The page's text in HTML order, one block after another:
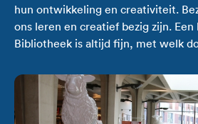
hun ontwikkeling en creativiteit.
ons leren en creatief bezig zijn. Een
Bibliotheek is altijd fijn, met welk